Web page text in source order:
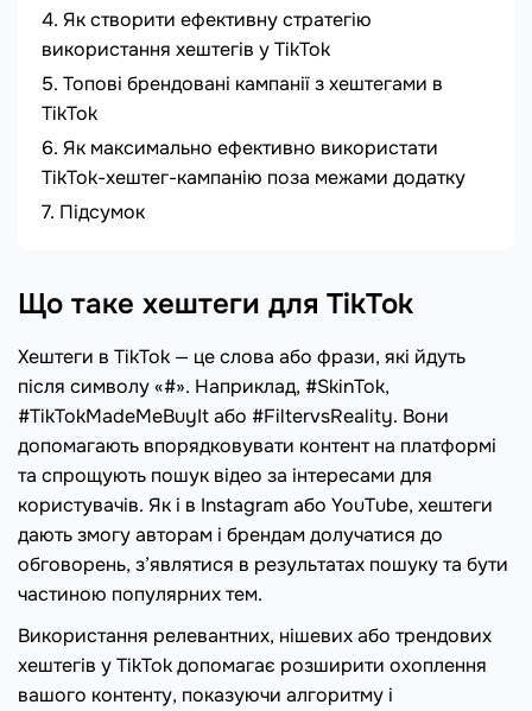
Як створити ефективну стратегію
використання хештегів у TikTok
Топові брендовані кампанії з хештегами в
TikTok
Як максимально ефективно використати
TikTok-хештег-кампанію поза межами додатку
Підсумок
Що таке хештеги для TikTok
Хештеги в TikTok — це слова або фрази, які йдуть
після символу «#». Наприклад, #SkinTok,
#TikTokMadeMeBuyIt або #FiltervsReality. Вони
допомагають впорядковувати контент на платформі
та спрощують пошук відео за інтересами для
користувачів. Як і в Instagram або YouTube, хештеги
дають змогу авторам і брендам долучатися до
обговорень, з’являтися в результатах пошуку та бути
частиною популярних тем.
Використання релевантних, нішевих або трендових
хештегів у TikTok допомагає розширити охоплення
вашого контенту, показуючи алгоритму і